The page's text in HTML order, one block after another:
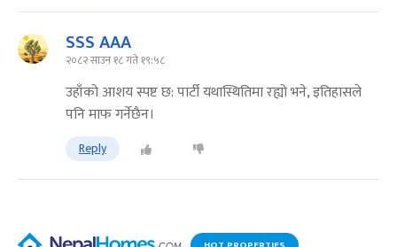
SSS AAA
२०८२ साउन १८ गते १९:५८
उहाँको आशय स्पष्ट छ: पार्टी यथास्थितिमा रह्यो भने, इतिहासले
पनि माफ गर्नेछैन।
Reply